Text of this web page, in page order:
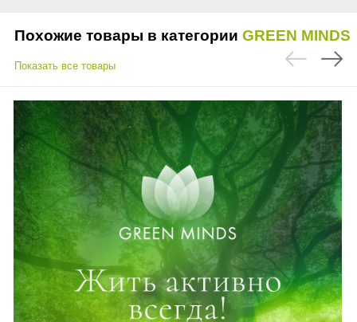
Похожие товары в категории GREEN MINDS
Показать все товары